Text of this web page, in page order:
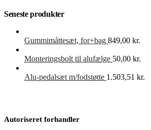
Seneste produkter
Gummimåttesæt, for+bag 849,00 kr.
Monteringsbolt til alufælge 50,00 kr.
Alu-pedalsæt m/fodstøtte 1.503,51 kr.
Autoriseret forhandler